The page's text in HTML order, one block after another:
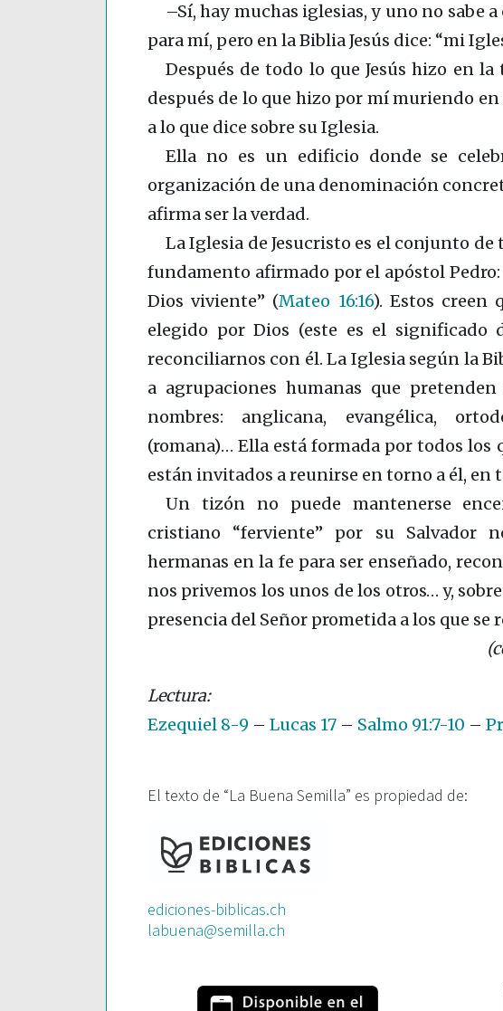
–Sí, hay muchas iglesias, y uno no sabe
para mí, pero en la Biblia Jesús dice: “mi
Después de todo lo que Jesús hizo en
después de lo que hizo por mí muriendo
a lo que dice sobre su Iglesia.
Ella no es un edificio donde se
organización de una denominación
afirma ser la verdad.
La Iglesia de Jesucristo es el conjunto de
fundamento afirmado por el apóstol
Dios viviente” (Mateo 16:16). Estos creen
elegido por Dios (este es el significado
reconciliarnos con él. La Iglesia según la
a agrupaciones humanas que
nombres: anglicana, evangélica,
(romana)… Ella está formada por todos los
están invitados a reunirse en torno a él, en
Un tizón no puede mantenerse
cristiano “ferviente” por su Salvador
hermanas en la fe para ser enseñado,
nos privemos los unos de los otros… y,
presencia del Señor prometida a los que se
Ezequiel 8-9 – Lucas 17 – Salmo 91:7-10 –
El texto de “La Buena Semilla” es propiedad de:
ediciones-biblicas.ch
labuena@semilla.ch